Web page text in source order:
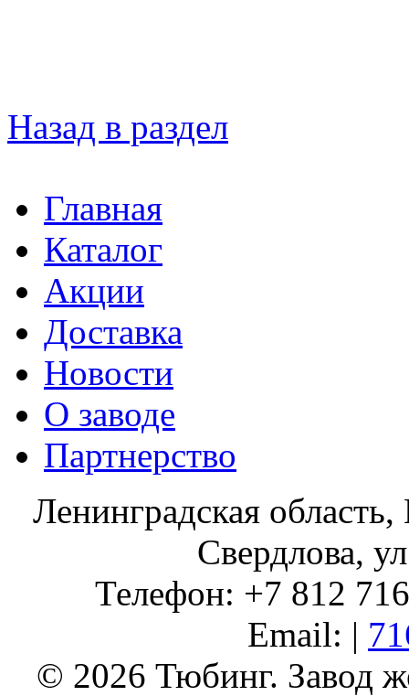
Назад в раздел
Главная
Каталог
Акции
Доставка
Новости
О заводе
Партнерство
Ленинградская
Свердлова,
Телефон: +7 812
Email: |
© 2026 Тюбинг. Завод